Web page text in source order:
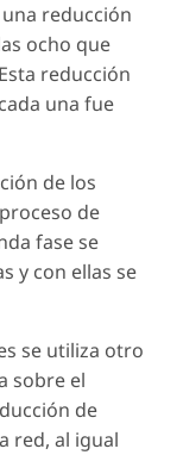
reducción
ocho que
reducción
una fue
de los
de
fase se
y con ellas se
se utiliza otro
sobre el
de
red, al igual